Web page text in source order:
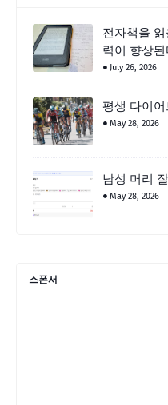
전자책을
력이 향상된
July 26, 2026
평생 다이
May 28, 2026
남성 머리
May 28, 2026
스폰서